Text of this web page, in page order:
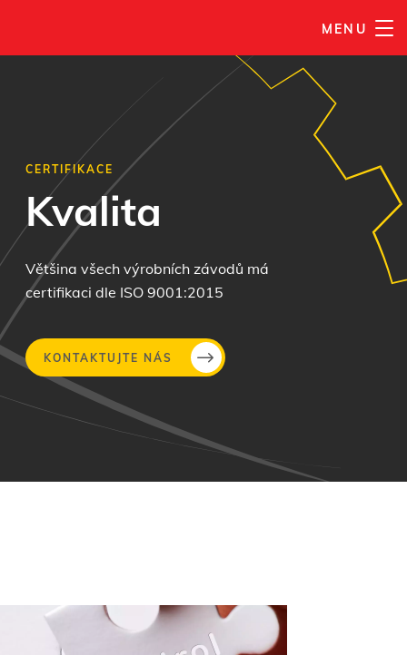
MENU
CERTIFIKACE
Kvalita
Většina všech výrobních závodů má
certifikaci dle ISO 9001:2015
KONTAKTUJTE NÁS